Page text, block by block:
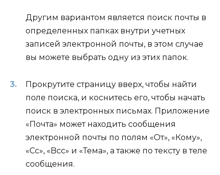
Другим вариантом является поиск почты в
определенных папках внутри учетных
записей электронной почты, в этом случае
вы можете выбрать одну из этих папок.
Прокрутите страницу вверх, чтобы найти
поле поиска, и коснитесь его, чтобы начать
поиск в электронных письмах. Приложение
«Почта» может находить сообщения
электронной почты по полям «От», «Кому»,
«Cc», «Bcc» и «Тема», а также по тексту в теле
сообщения.